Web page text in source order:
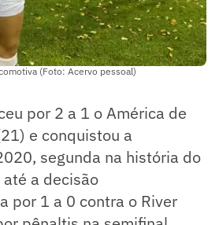
(Foto: Acervo pessoal)
por 2 a 1 o América de
e conquistou a
segunda na história do
a decisão
por 1 a 0 contra o River